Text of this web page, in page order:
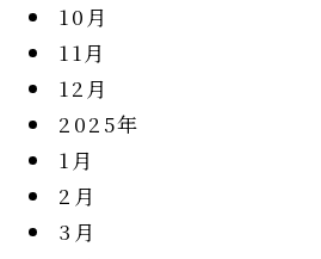
10月
11月
12月
2025年
1月
2月
3月